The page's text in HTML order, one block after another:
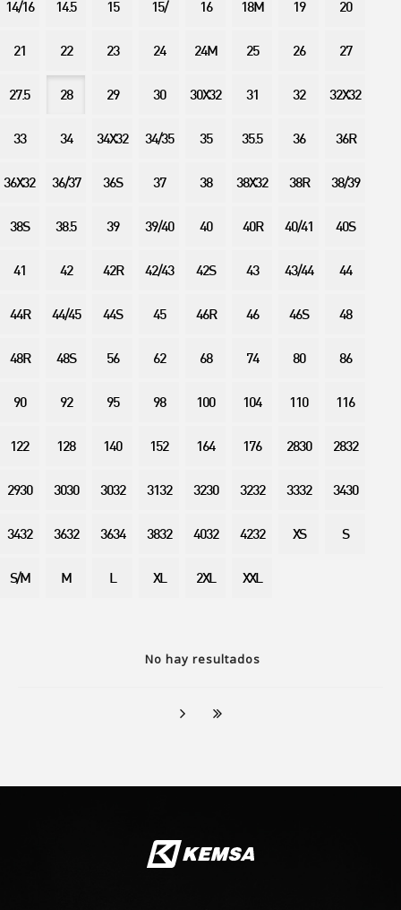
No hay resultados
14/16 14.5 15 15/ 16 18M 19 20
21 22 23 24 24M 25 26 27
27.5 28 29 30 30X32 31 32 32X32
33 34 34X32 34/35 35 35.5 36 36R
36X32 36/37 36S 37 38 38X32 38R 38/39
38S 38.5 39 39/40 40 40R 40/41 40S
41 42 42R 42/43 42S 43 43/44 44
44R 44/45 44S 45 46R 46 46S 48
48R 48S 56 62 68 74 80 86
90 92 95 98 100 104 110 116
122 128 140 152 164 176 2830 2832
2930 3030 3032 3132 3230 3232 3332 3430
3432 3632 3634 3832 4032 4232 XS S
S/M M L XL 2XL XXL